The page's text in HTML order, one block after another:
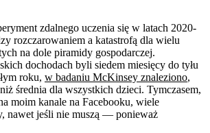
zdalnego uczenia się w latach 2020-
rozczarowaniem a katastrofą dla wielu
na dole piramidy gospodarczej.
dochodach byli siedem miesięcy do tyłu
roku, w badaniu McKinsey znaleziono,
średnia dla wszystkich dzieci. Tymczasem,
moim kanale na Facebooku, wiele
nawet jeśli nie muszą — ponieważ